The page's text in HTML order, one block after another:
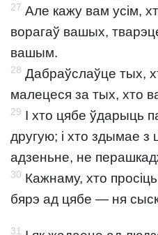
27 Але кажу вам усім,
ворагаў вашых,
вашым.
28 Дабраўслаўце тых,
малецеся за тых, хто
29 І хто цябе ўдарыць
другую; і хто здымае з
адзеньне, не
30 Кажнаму, хто
бярэ ад цябе — ня
31